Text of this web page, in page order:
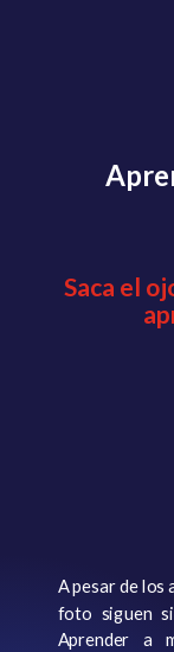
Saca el
A pesar de
foto siguen
Aprender a